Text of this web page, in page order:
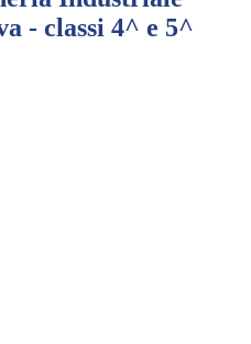
- classi 4^ e 5^